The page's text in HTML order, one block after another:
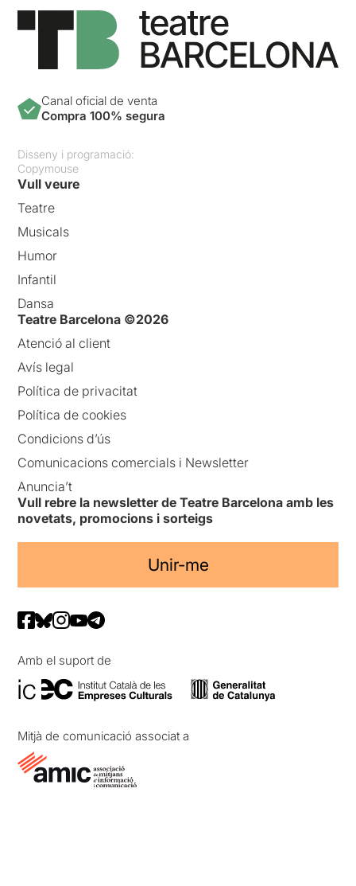
Canal oficial de venta
Compra 100% segura
Disseny i programació:
Copymouse
Vull veure
Teatre
Musicals
Humor
Infantil
Dansa
Teatre Barcelona ©2026
Atenció al client
Avís legal
Política de privacitat
Política de cookies
Condicions d’ús
Comunicacions comercials i Newsletter
Anuncia’t
Vull rebre la newsletter de Teatre Barcelona amb les
novetats, promocions i sorteigs
Unir-me
Amb el suport de
Mitjà de comunicació associat a